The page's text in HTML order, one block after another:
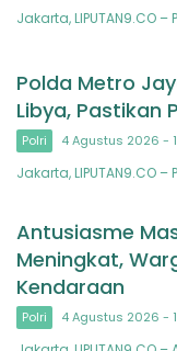
Jakarta, LIPUTAN9.CO
Polda Metro
Libya, Pastikan
Polri 4 Agustus 2026 -
Jakarta, LIPUTAN9.CO
Antusiasme
Meningkat,
Kendaraan
Polri 4 Agustus 2026 -